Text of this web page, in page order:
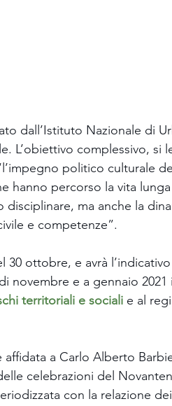
dall’Istituto Nazionale di
L’obiettivo complessivo, si
politico culturale
hanno percorso la vita lunga
ma anche la
e competenze”.
30 ottobre, e avrà
novembre e a gennaio 2021
territoriali e sociali e al
affidata a Carlo Alberto
celebrazioni del
con la relazione